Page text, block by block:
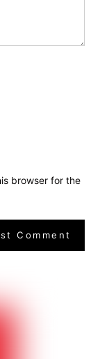
browser for the